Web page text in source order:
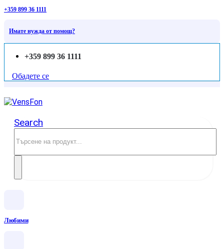
+359 899 36 1111
Имате нужда от помощ?
+359 899 36 1111
Обадете се
Search
Любими